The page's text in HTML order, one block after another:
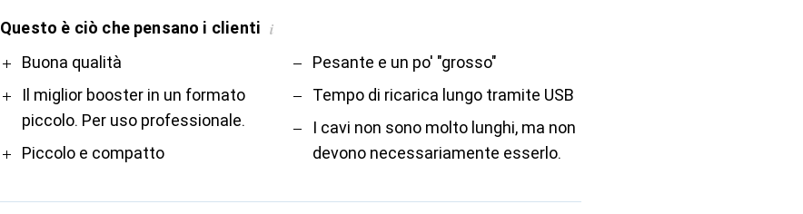
Questo è ciò che pensano i clienti i
ProBuona qualità
Il miglior booster in un formato
piccolo. Per uso professionale.
Piccolo e compatto
Contro
Pesante e un po' "grosso"
Tempo di ricarica lungo tramite USB
I cavi non sono molto lunghi, ma non
devono necessariamente esserlo.